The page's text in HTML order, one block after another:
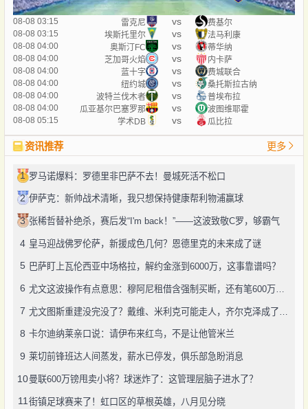
08-08 03:15 雷克尼 vs
费基尔
08-08 03:15
埃斯托里尔 vs
法马利康
08-08 04:00
奥斯汀FC vs
蒂华纳
08-08 04:00
芝加哥火焰 vs
内卡萨
08-08 04:00
蓝十字 vs
费城联合
08-08 04:00
纽约城 vs
桑托斯拉古纳
08-08 04:00
波特兰伐木者 vs
普埃布拉
08-08 04:00
瓜亚基尔巴塞罗那 vs
波图维耶霍
08-08 05:15
学术DB vs 瓜比拉
资讯推荐 更多
1 罗马诺爆料：罗德里非巴萨不去！曼城死活不松口
2 伊萨克：新帅战术清晰，我只想保持健康帮利物浦赢球
3 张稀哲替补绝杀，赛后发“I'm back！”——这波致敬C罗，够霸气
4 皇马迎战佛罗伦萨，新援成色几何？恩德里克的未来成了谜
5 巴萨盯上瓦伦西亚中场格拉，解约金涨到6000万，这事靠谱吗？
6
7
8 卡尔迪纳莱亲口说：请伊布来红鸟，不是让他管米兰
9 莱切前锋班达人间蒸发，薪水已停发，俱乐部急盼消息
10曼联600万镑甩卖小将？球迷炸了：这管理层脑子进水了？
11街镇足球赛来了！虹口区的草根英雄，八月见分晓